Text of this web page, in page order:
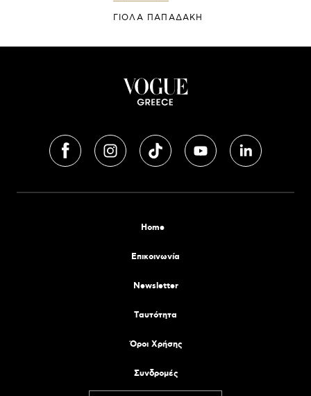
ΓΙΌΛΑ ΠΑΠΑΔΆΚΗ
Home
Επικοινωνία
Newsletter
Tαυτότητα
Όροι Χρήσης
Συνδρομές